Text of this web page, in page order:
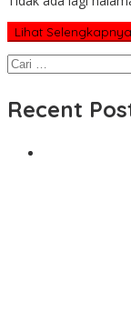
Lihat Selengkapnya
Cari
untuk:
Recent